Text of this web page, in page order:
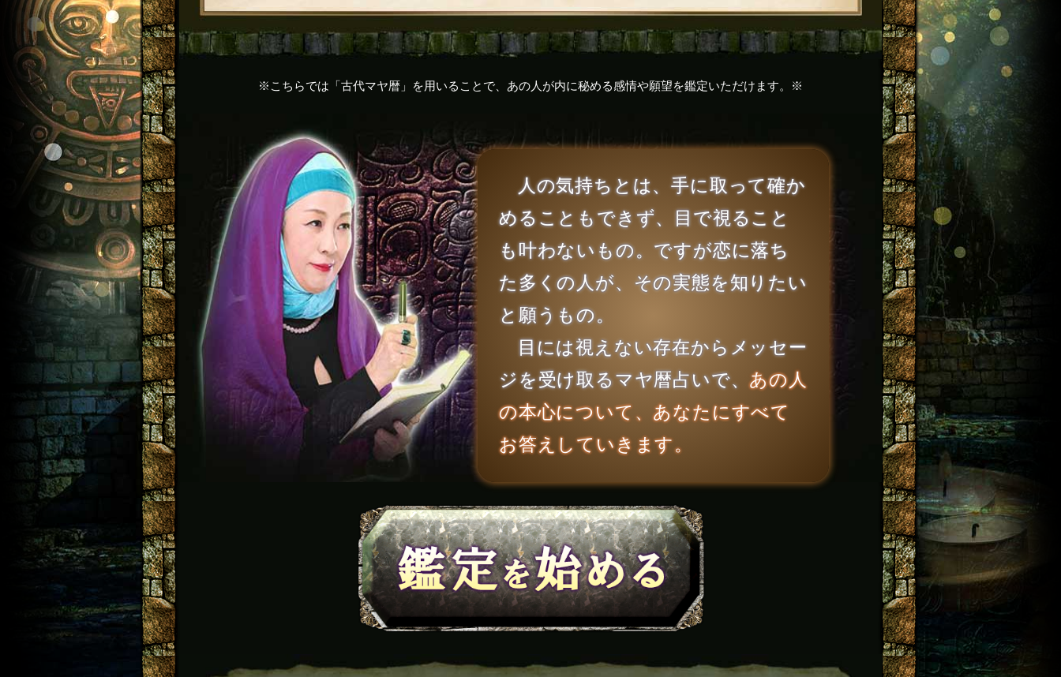
※こちらでは「古代マヤ暦」を用いることで、あの人が内に秘める感情や願望を鑑定いただけます。※
人の気持ちとは、手に取って確か
めることもできず、目で視ること
も叶わないもの。ですが恋に落ち
た多くの人が、その実態を知りたい
と願うもの。
目には視えない存在からメッセー
ジを受け取るマヤ暦占いで、あの人
の本心について、あなたにすべて
お答えしていきます。